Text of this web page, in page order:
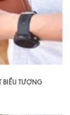
BIỂU TƯỢNG